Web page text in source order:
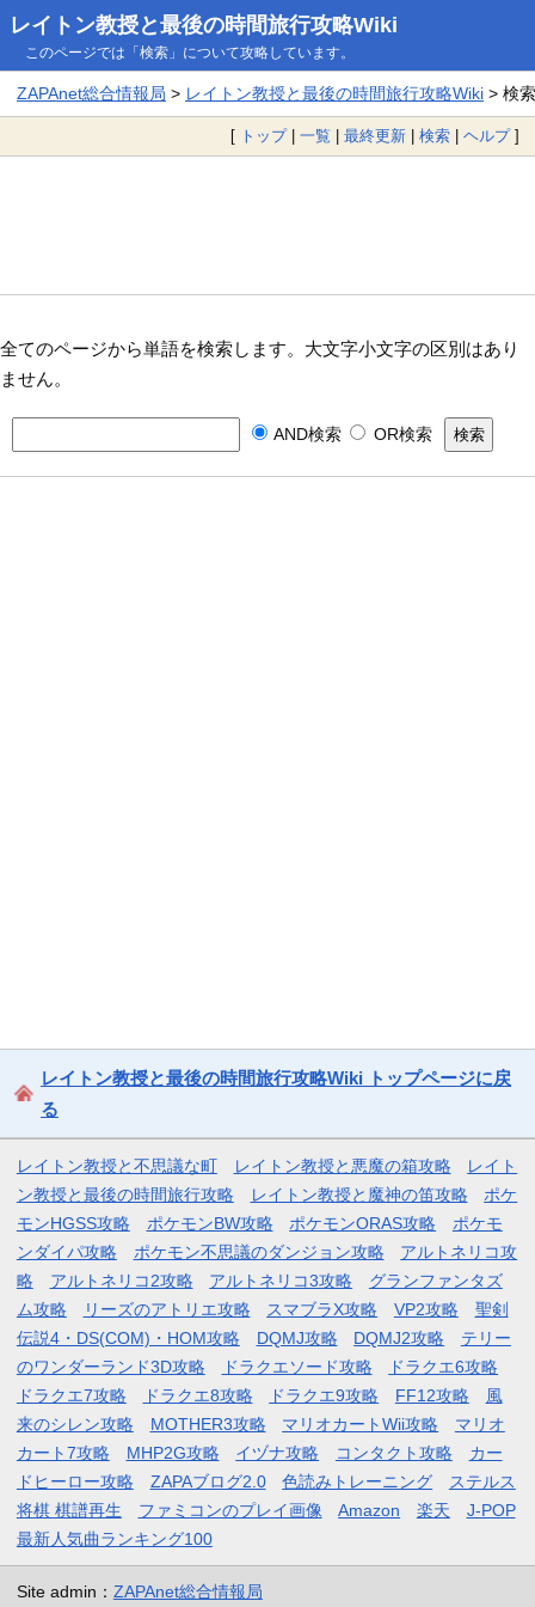
レイトン教授と最後の時間旅行攻略Wiki
このページでは「検索」について攻略しています。
ZAPAnet総合情報局 > レイトン教授と最後の時間旅行攻略Wiki> 検索
[ トップ| 一覧 | 最終更新 | 検索 | ヘルプ]
全てのページから単語を検索します。大文字小文字の区別はあり
ません。
AND検索 OR検索
レイトン教授と最後の時間旅行攻略Wiki トップページに戻
る
レイトン教授と不思議な町 レイトン教授と悪魔の箱攻略
レイト
ン教授と最後の時間旅行攻略
レイトン教授と魔神の笛攻略
ポケ
モンHGSS攻略
ポケモンBW攻略 ポケモンORAS攻略
ポケモ
ンダイパ攻略
ポケモン不思議のダンジョン攻略
アルトネリコ攻
略
アルトネリコ2攻略 アルトネリコ3攻略
グランファンタズ
ム攻略
リーズのアトリエ攻略 スマブラX攻略 VP2攻略
聖剣
伝説4・DS(COM)・HOM攻略
DQMJ攻略 DQMJ2攻略
テリー
のワンダーランド3D攻略
ドラクエソード攻略
ドラクエ6攻略
ドラクエ7攻略
ドラクエ8攻略 ドラクエ9攻略 FF12攻略
風
来のシレン攻略
MOTHER3攻略 マリオカートWii攻略
マリオ
カート7攻略
MHP2G攻略 イヅナ攻略 コンタクト攻略
カー
ドヒーロー攻略
ZAPAブログ2.0 色読みトレーニング
ステルス
将棋 棋譜再生
ファミコンのプレイ画像 Amazon 楽天
J-POP
最新人気曲ランキング100
Site admin： ZAPAnet総合情報局